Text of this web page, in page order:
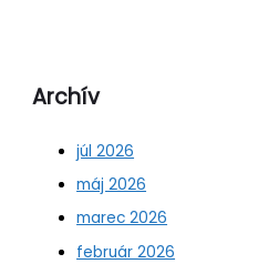
Archív
júl 2026
máj 2026
marec 2026
február 2026